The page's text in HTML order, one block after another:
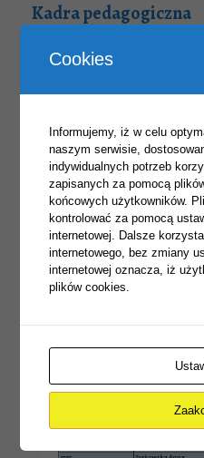
Kadra pedagogiczna
Cookies
Informujemy, iż w celu
naszym serwisie,
indywidualnych potrzeb
zapisanych za pomocą
końcowych użytkowników.
kontrolować za pomocą
internetowej. Dalsze
internetowego, bez zmiany
internetowej oznacza, iż
plików cookies.